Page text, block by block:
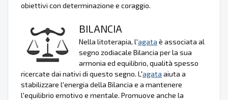
obiettivi con determinazione e coraggio.
BILANCIA
Nella litoterapia, l'agata è associata al
segno zodiacale Bilancia per la sua
armonia ed equilibrio, qualità spesso
ricercate dai nativi di questo segno. L'agata aiuta a
stabilizzare l'energia della Bilancia e a mantenere
l'equilibrio emotivo e mentale. Promuove anche la